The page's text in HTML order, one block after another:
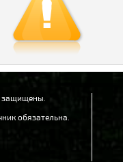
защищены.
обязательна.